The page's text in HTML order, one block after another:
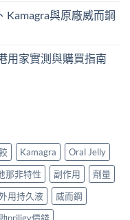
Kamagra與原廠威而鋼
用家實測與購買指南
Kamagra
Oral Jelly
那非特性 副作用
劑量
用持久液
威而鋼
priligy價錢